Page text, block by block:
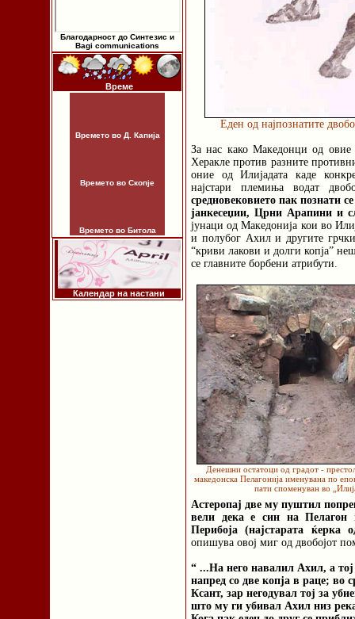
Благодарност до Синтезис и
Bagi communications
Време
Времето во Д. Капија
Времето во Скопје
Времето во Битола
Календар на настани
Еден од најпознатите
За нас како Македонци од овие
Херакле против разните
оние од Илијадата каде
најстари племиња водат
средновековието пак познати
јанкесеџии, Црни Арапини и
јунаци од Македонија кои во
и полубог Ахил и другите
“криви лакови и долги копја”
се главните борбени атрибути.
Денешни остатоци од градот -
македонска Пелагонија именувана по
пати споменуван во
Астеропај две му пуштил
вели дека е син на Пелагон
Перибоја (најстарата
опишува овој миг од двобојот
“ ...На него навалил Ахил, а тој
напред со две копја в раце; во
Ксант, зар негодувал тој за
што му ги убивал Ахил низ